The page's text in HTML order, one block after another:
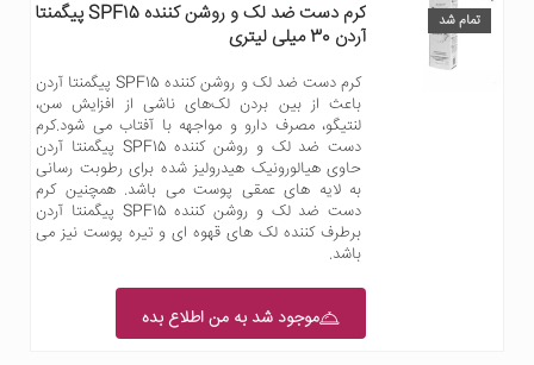
تمام شد
کرم دست ضد لک و روشن کننده SPF15 پیگمنتا
آردن 30 میلی لیتری
کرم دست ضد لک و روشن کننده SPF15 پیگمنتا آردن
باعث از بین بردن لک‌های ناشی از افزایش سن،
لنتیگو، مصرف دارو و مواجهه با آفتاب می شود.کرم
دست ضد لک و روشن کننده SPF15 پیگمنتا آردن
حاوی هیالورونیک هیدرولیز شده برای رطوبت رسانی
به لایه های عمقی پوست می باشد. همچنین کرم
دست ضد لک و روشن کننده SPF15 پیگمنتا آردن
برطرف کننده لک های قهوه ای و تیره پوست نیز می
باشد.
موجود شد به من اطلاع بده